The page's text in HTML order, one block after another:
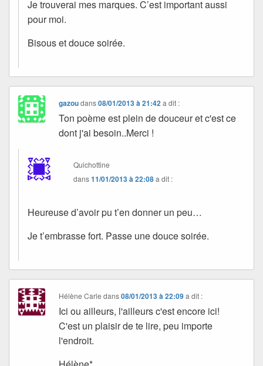
Je trouverai mes marques. C’est important aussi
pour moi.
Bisous et douce soirée.
gazoudans08/01/2013 à 21:42 a dit :
Ton poème est plein de douceur et c'est ce
dont j'ai besoin..Merci !
Quichottine
dans11/01/2013 à 22:08a dit :
Heureuse d’avoir pu t’en donner un peu…
Je t’embrasse fort. Passe une douce soirée.
Hélène Carle dans08/01/2013 à 22:09 a dit :
Ici ou ailleurs, l'ailleurs c'est encore ici!
C'est un plaisir de te lire, peu importe
l'endroit.